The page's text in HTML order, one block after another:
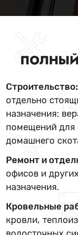
ПОЛНЫЙ
Строительство:
отдельно
назначения:
помещений для
домашнего
Ремонт и
офисов и
назначения.
Кровельные
кровли,